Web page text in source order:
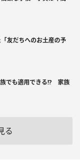
友だちへのお土産の予
でも適用できる!? 家族
る